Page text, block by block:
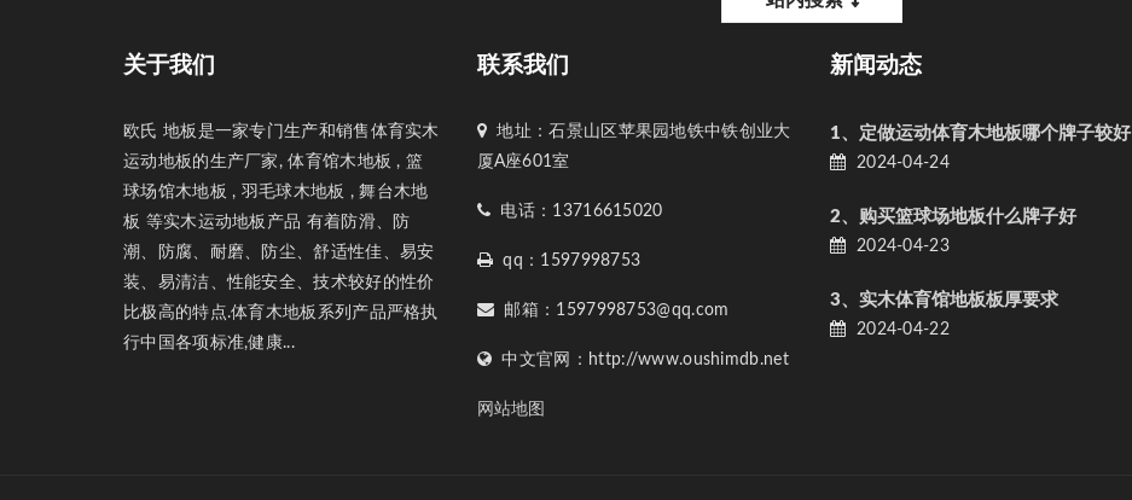
关于我们
欧氏 地板是一家专门生产和销售体育实木
运动地板的生产厂家, 体育馆木地板 , 篮
球场馆木地板 , 羽毛球木地板 , 舞台木地
板 等实木运动地板产品 有着防滑、防
潮、防腐、耐磨、防尘、舒适性佳、易安
装、易清洁、性能安全、技术较好的性价
比极高的特点.体育木地板系列产品严格执
行中国各项标准,健康...
联系我们
地址：石景山区苹果园地铁中铁创业大
厦A座601室
电话：13716615020
qq：1597998753
邮箱：1597998753@qq.com
中文官网：http://www.oushimdb.net
网站地图
新闻动态
1、定做运动体育木地板哪个牌子较好
2024-04-24
2、购买篮球场地板什么牌子好
2024-04-23
3、实木体育馆地板板厚要求
2024-04-22